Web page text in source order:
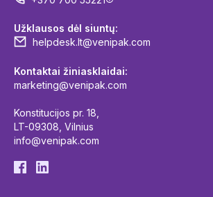
Užklausos dėl siuntų:
helpdesk.lt@venipak.com
Kontaktai žiniasklaidai:
marketing@venipak.com
Konstitucijos pr. 18,
LT-09308, Vilnius
info@venipak.com